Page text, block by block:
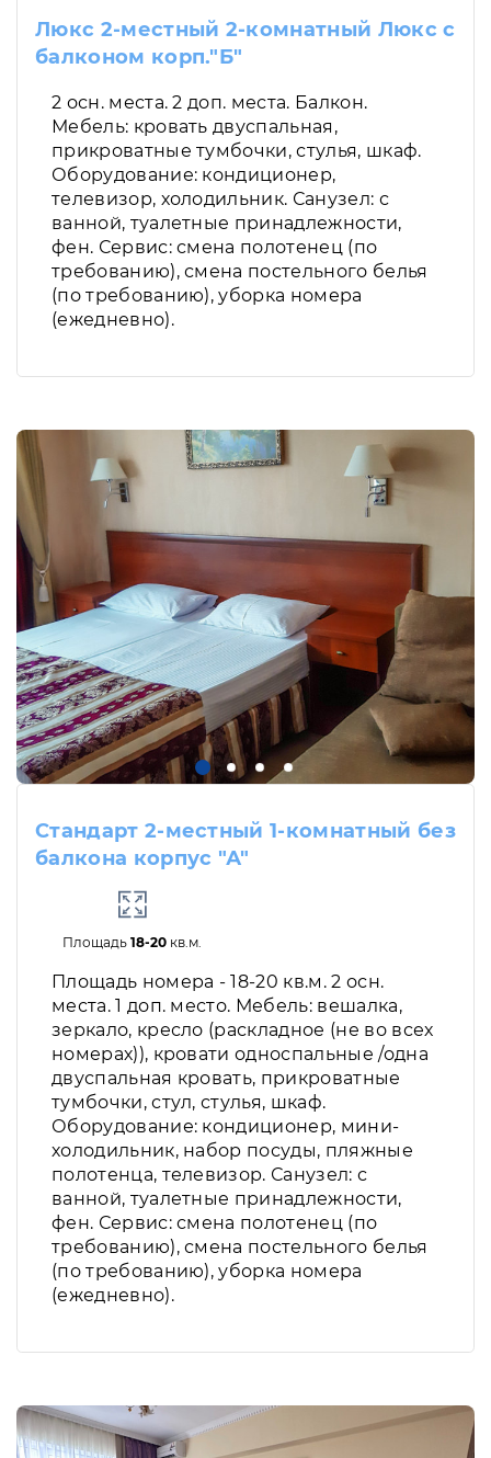
Люкс 2-местный 2-комнатный Люкс с
балконом корп."Б"
2 осн. места. 2 доп. места. Балкон.
Мебель: кровать двуспальная,
прикроватные тумбочки, стулья, шкаф.
Оборудование: кондиционер,
телевизор, холодильник. Санузел: с
ванной, туалетные принадлежности,
фен. Сервис: смена полотенец (по
требованию), смена постельного белья
(по требованию), уборка номера
(ежедневно).
Стандарт 2-местный 1-комнатный без
балкона корпус "А"
Площадь18-20 кв.м.
Площадь номера - 18-20 кв.м. 2 осн.
места. 1 доп. место. Мебель: вешалка,
зеркало, кресло (раскладное (не во всех
номерах)), кровати односпальные /одна
двуспальная кровать, прикроватные
тумбочки, стул, стулья, шкаф.
Оборудование: кондиционер, мини-
холодильник, набор посуды, пляжные
полотенца, телевизор. Санузел: с
ванной, туалетные принадлежности,
фен. Сервис: смена полотенец (по
требованию), смена постельного белья
(по требованию), уборка номера
(ежедневно).